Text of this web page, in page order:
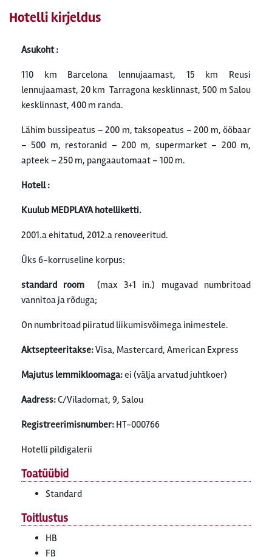
Hotelli kirjeldus
Asukoht :
110 km Barcelona lennujaamast, 15 km Reusi
lennujaamast, 20 km Tarragona kesklinnast, 500 m Salou
kesklinnast, 400 m randa.
Lähim bussipeatus – 200 m, taksopeatus – 200 m, ööbaar
– 500 m, restoranid – 200 m, supermarket – 200 m,
apteek – 250 m, pangaautomaat – 100 m.
Hotell :
KuulubMEDPLAYAhotelliketti.
2001.a ehitatud, 2012.a renoveeritud.
Üks 6-korruseline korpus:
standard room (max 3+1 in.) mugavad numbritoad
vannitoa ja rõduga;
On numbritoad piiratud liikumisvõimega inimestele.
Aktsepteeritakse:Visa, Mastercard, American Express
Majutus lemmikloomaga:ei (välja arvatud juhtkoer)
Aadress:C/Viladomat, 9, Salou
Registreerimisnumber: HT-000766
Hotelli pildigalerii
Toatüübid
Standard
Toitlustus
HB
FB